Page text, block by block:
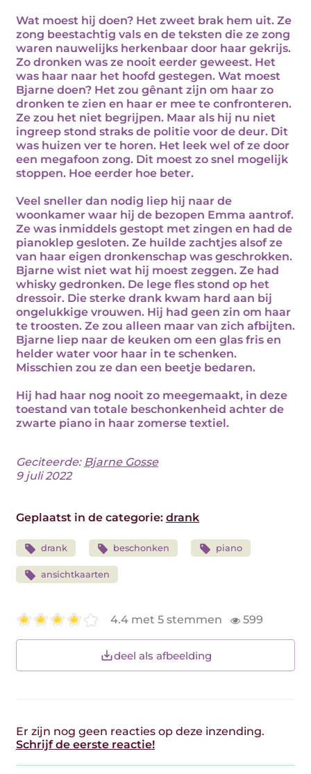
Wat moest hij doen? Het zweet brak hem uit. Ze
zong beestachtig vals en de teksten die ze zong
waren nauwelijks herkenbaar door haar gekrijs.
Zo dronken was ze nooit eerder geweest. Het
was haar naar het hoofd gestegen. Wat moest
Bjarne doen? Het zou gênant zijn om haar zo
dronken te zien en haar er mee te confronteren.
Ze zou het niet begrijpen. Maar als hij nu niet
ingreep stond straks de politie voor de deur. Dit
was huizen ver te horen. Het leek wel of ze door
een megafoon zong. Dit moest zo snel mogelijk
stoppen. Hoe eerder hoe beter.
Veel sneller dan nodig liep hij naar de
woonkamer waar hij de bezopen Emma aantrof.
Ze was inmiddels gestopt met zingen en had de
pianoklep gesloten. Ze huilde zachtjes alsof ze
van haar eigen dronkenschap was geschrokken.
Bjarne wist niet wat hij moest zeggen. Ze had
whisky gedronken. De lege fles stond op het
dressoir. Die sterke drank kwam hard aan bij
ongelukkige vrouwen. Hij had geen zin om haar
te troosten. Ze zou alleen maar van zich afbijten.
Bjarne liep naar de keuken om een glas fris en
helder water voor haar in te schenken.
Misschien zou ze dan een beetje bedaren.
Hij had haar nog nooit zo meegemaakt, in deze
toestand van totale beschonkenheid achter de
zwarte piano in haar zomerse textiel.
Geciteerde: Bjarne Gosse
9 juli 2022
Geplaatst in de categorie: drank
drank beschonken piano
ansichtkaarten
4.4 met 5 stemmen 599
deel als afbeelding
Er zijn nog geen reacties op deze inzending.
Schrijf de eerste reactie!